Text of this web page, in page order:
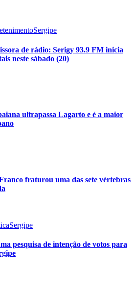
Sergipe
de rádio: Serigy 93.9 FM inicia
neste sábado (20)
ultrapassa Lagarto e é a maior
fraturou uma das sete vértebras
Sergipe
pesquisa de intenção de votos para